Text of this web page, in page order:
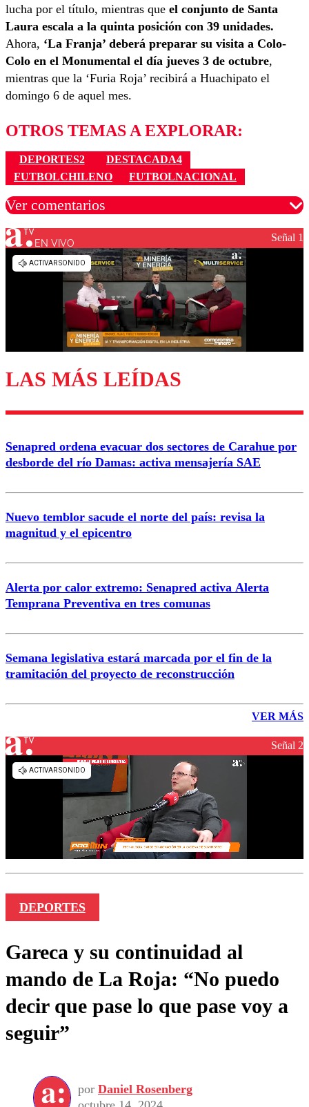
lucha por el título, mientras que el conjunto de Santa
Laura escala a la quinta posición con 39 unidades.
Ahora, ‘La Franja’ deberá preparar su visita a Colo-
Colo en el Monumental el día jueves 3 de octubre,
mientras que la ‘Furia Roja’ recibirá a Huachipato el
domingo 6 de aquel mes.
OTROS TEMAS A EXPLORAR:
DEPORTES2
DESTACADA4
FUTBOLCHILENO
FUTBOLNACIONAL
Ver comentarios
Los comentarios son moderados para garantizar un
diálogo respetuoso.
Enviar comentario
EN VIVO Señal 1
LAS MÁS LEÍDAS
Senapred ordena evacuar dos sectores de Carahue por
desborde del río Damas: activa mensajería SAE
Nuevo temblor sacude el norte del país: revisa la
magnitud y el epicentro
Alerta por calor extremo: Senapred activa Alerta
Temprana Preventiva en tres comunas
Semana legislativa estará marcada por el fin de la
tramitación del proyecto de reconstrucción
VER MÁS
Señal 2
DEPORTES
Gareca y su continuidad al
mando de La Roja: “No puedo
decir que pase lo que pase voy a
seguir”
por Daniel Rosenberg